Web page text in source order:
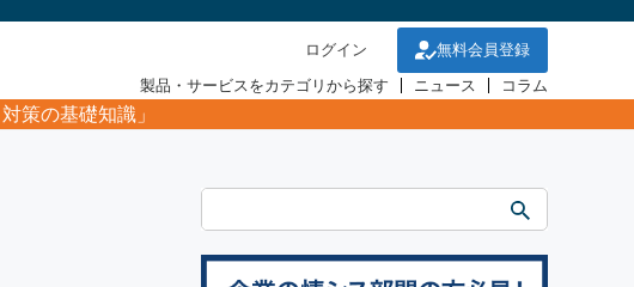
ログイン
無料会員登録
製品・サービスをカテゴリから探す
ニュース コラム
策の基礎知識」